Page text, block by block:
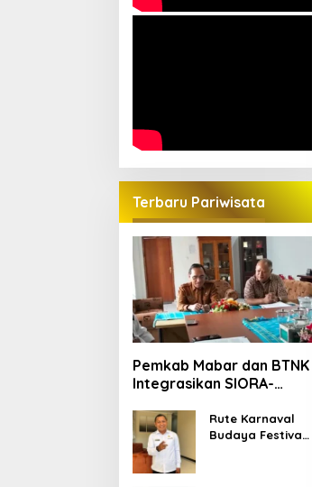
Terbaru Pariwisata
Pemkab Mabar dan BTNK
Integrasikan SIORA-
Rute Karnaval
Budaya Festival